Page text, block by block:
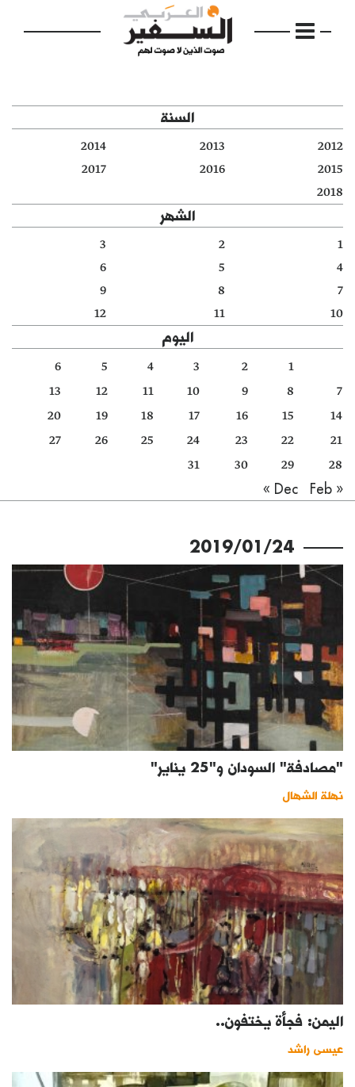
الرئيسية
مواضيع
دفاتر
الأرشيف
السنة
2012
2013
2014
2015
2016
2017
2018
الشهر
1
2
3
4
5
6
7
8
9
10
11
12
اليوم
1
2
3
4
5
6
7
8
9
10
11
12
13
14
15
16
17
18
19
20
21
22
23
24
25
26
27
28
29
30
31
« Dec
Feb »
2019/01/24
"مصادفة" السودان و"25 يناير"
نهلة الشهال
اليمن: فجأة يختفون..
عيسى راشد